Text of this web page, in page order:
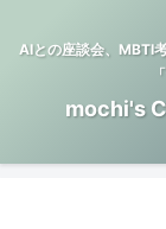
AIとの座談会、MBTI
mochi's